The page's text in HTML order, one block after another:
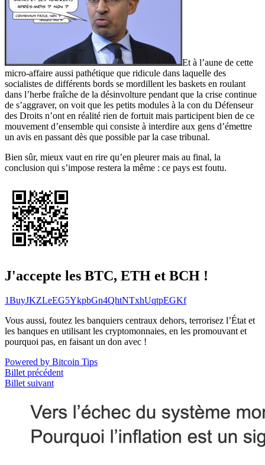
Et à l’aune de cette
micro-affaire aussi pathétique que ridicule dans laquelle des
socialistes de différents bords se mordillent les baskets en roulant
dans l’herbe fraîche de la désinvolture pendant que la crise continue
de s’aggraver, on voit que les petits modules à la con du Défenseur
des Droits n’ont en réalité rien de fortuit mais participent bien de ce
mouvement d’ensemble qui consiste à interdire aux gens d’émettre
un avis en passant dès que possible par la case tribunal.
Bien sûr, mieux vaut en rire qu’en pleurer mais au final, la
conclusion qui s’impose restera la même : ce pays est foutu.
J'accepte les BTC, ETH et BCH !
1BuyJKZLeEG5YkpbGn4QhtNTxhUqtpEGKf
Vous aussi, foutez les banquiers centraux dehors, terrorisez l’État et
les banques en utilisant les cryptomonnaies, en les promouvant et
pourquoi pas, en faisant un don avec !
Powered by Bitcoin Tips
Billet précédent
Billet suivant